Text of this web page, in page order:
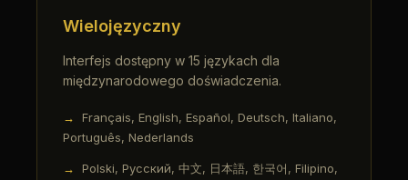
Wielojęzyczny
Interfejs dostępny w 15 językach dla
międzynarodowego doświadczenia.
Français, English, Español, Deutsch, Italiano,
Português, Nederlands
Polski, Русский, 中文, 日本語, 한국어, Filipino,